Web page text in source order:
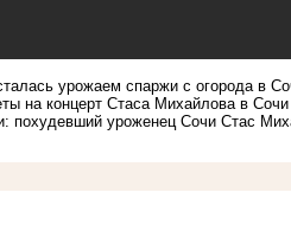
урожаем спаржи с огорода в
на концерт Стаса Михайлова в
похудевший уроженец Сочи Стас